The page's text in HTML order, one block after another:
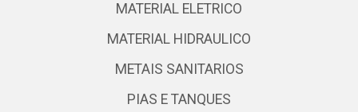
MATERIAL ELETRICO
MATERIAL HIDRAULICO
METAIS SANITARIOS
PIAS E TANQUES